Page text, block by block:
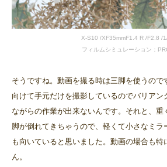
X-S10 /XF35mmF1.4 R /F2.8 /
フィルムシミュレーション：
そうですね。動画を撮る時は三脚を使うので
向けて手元だけを撮影しているのでバリアン
ながらの作業が出来ないんです。それと、重
脚が倒れてきちゃうので、軽くて小さなミラ
も向いていると思いました。動画の場合も
ん。